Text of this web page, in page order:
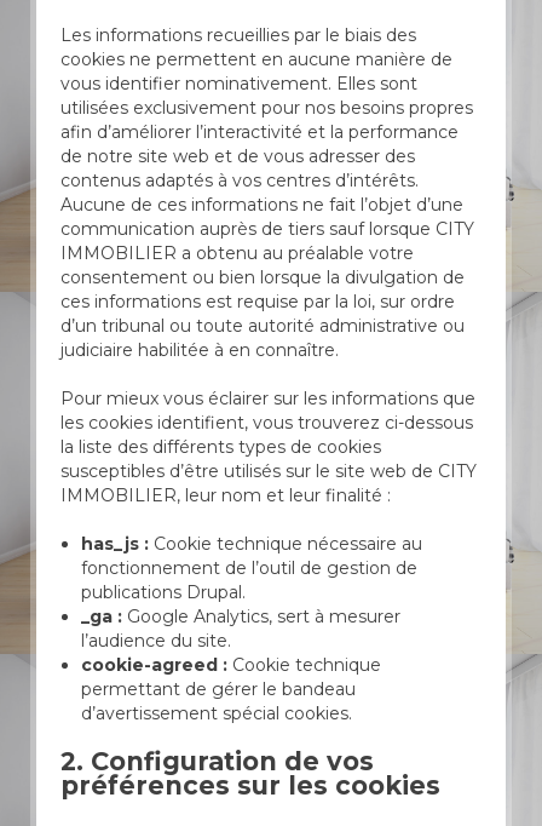
Les informations recueillies par le biais des
cookies ne permettent en aucune manière de
vous identifier nominativement. Elles sont
utilisées exclusivement pour nos besoins propres
afin d’améliorer l’interactivité et la performance
de notre site web et de vous adresser des
contenus adaptés à vos centres d’intérêts.
Aucune de ces informations ne fait l’objet d’une
communication auprès de tiers sauf lorsque CITY
IMMOBILIER a obtenu au préalable votre
consentement ou bien lorsque la divulgation de
ces informations est requise par la loi, sur ordre
d’un tribunal ou toute autorité administrative ou
judiciaire habilitée à en connaître.
Pour mieux vous éclairer sur les informations que
les cookies identifient, vous trouverez ci-dessous
la liste des différents types de cookies
susceptibles d’être utilisés sur le site web de CITY
IMMOBILIER, leur nom et leur finalité :
has_js :Cookie technique nécessaire au
fonctionnement de l’outil de gestion de
publications Drupal.
_ga :Google Analytics, sert à mesurer
l’audience du site.
cookie-agreed :Cookie technique
permettant de gérer le bandeau
d’avertissement spécial cookies.
2. Configuration de vos
préférences sur les cookies